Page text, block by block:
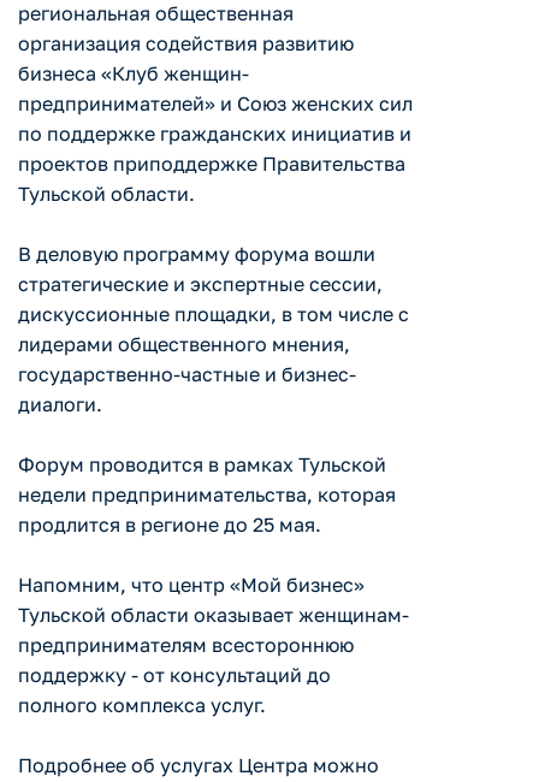
региональная общественная
организация содействия развитию
бизнеса «Клуб женщин-
предпринимателей» и Союз женских сил
по поддержке гражданских инициатив и
проектов приподдержке Правительства
Тульской области.
В деловую программу форума вошли
стратегические и экспертные сессии,
дискуссионные площадки, в том числе с
лидерами общественного мнения,
государственно-частные и бизнес-
диалоги.
Форум проводится в рамках Тульской
недели предпринимательства, которая
продлится в регионе до 25 мая.
Напомним, что центр «Мой бизнес»
Тульской области оказывает женщинам-
предпринимателям всестороннюю
поддержку - от консультаций до
полного комплекса услуг.
Подробнее об услугах Центра можно